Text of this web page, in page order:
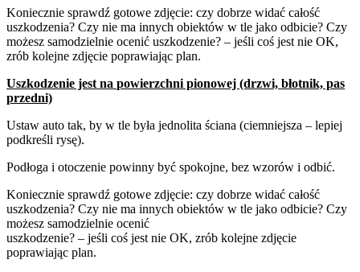
Koniecznie sprawdź gotowe zdjęcie: czy dobrze widać całość
uszkodzenia? Czy nie ma innych obiektów w tle jako odbicie? Czy
możesz samodzielnie ocenić uszkodzenie? – jeśli coś jest nie OK,
zrób kolejne zdjęcie poprawiając plan.
Uszkodzenie jest na powierzchni pionowej (drzwi, błotnik, pas
przedni)
Ustaw auto tak, by w tle była jednolita ściana (ciemniejsza – lepiej
podkreśli rysę).
Podłoga i otoczenie powinny być spokojne, bez wzorów i odbić.
Koniecznie sprawdź gotowe zdjęcie: czy dobrze widać całość
uszkodzenia? Czy nie ma innych obiektów w tle jako odbicie? Czy
możesz samodzielnie ocenić
uszkodzenie? – jeśli coś jest nie OK, zrób kolejne zdjęcie
poprawiając plan.